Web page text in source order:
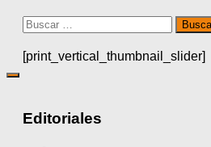
Buscar:
[print_vertical_thumbnail_slider]
Editoriales